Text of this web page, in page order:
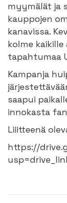
myymälät ja
kauppojen
kanavissa.
kolme
tapahtumaa
Kampanja
saapui
innokasta
Liiitteenä
https://